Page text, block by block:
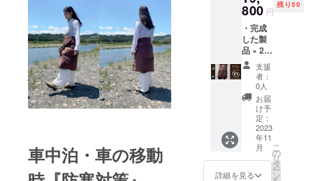
車中泊・車の移動
可能性
もござ
いま
す。 ※
デザイ
ン・仕
様は変
更にな
る可能
性もご
ざいま
す。ご
了承く
ださ
ご注文
ん。 ※
スタッ
フバッ
クは付
いてい
ませ
ん。 ※
皆様の
ご支援
により
量産効
率が向
上した
場合、
正規販
売価格
ワイト
ダウン
90％
フェ
ザー
10％・
150ｇ
サイ
ズ：
150cm
×75cm
ラー：
ブラウ
ン ※
クッ
800 円
残り50
・完成
した製
品 × 2枚
［一般
販売予
定価格
19,800
円×2の
50%OF
UDL.ダ
ウンブ
ラン
ケット
支援
者：
0人
お届
け予
定：
2023
年11
月
詳細を見る
こ
の
リ
タ
ー
ン